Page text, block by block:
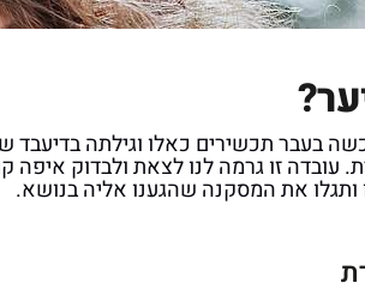
בעבר תכשירים כאלו וגילתה בדיעבד
עובדה זו גרמה לנו לצאת ולבדוק איפה
ותגלו את המסקנה שהגענו אליה בנושא.